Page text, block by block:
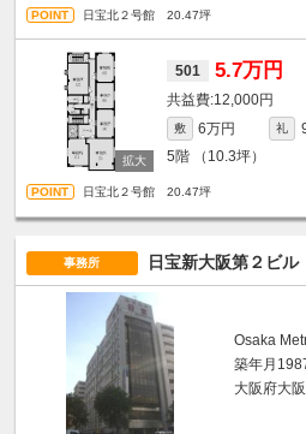
日宝北２号館 20.47坪
501 5.7万円
12,000円
敷 6万円 礼
5階
（10.3坪）
日宝北２号館 20.47坪
事務所 日宝新大阪第２ビル
Osaka
築年月
大阪府大